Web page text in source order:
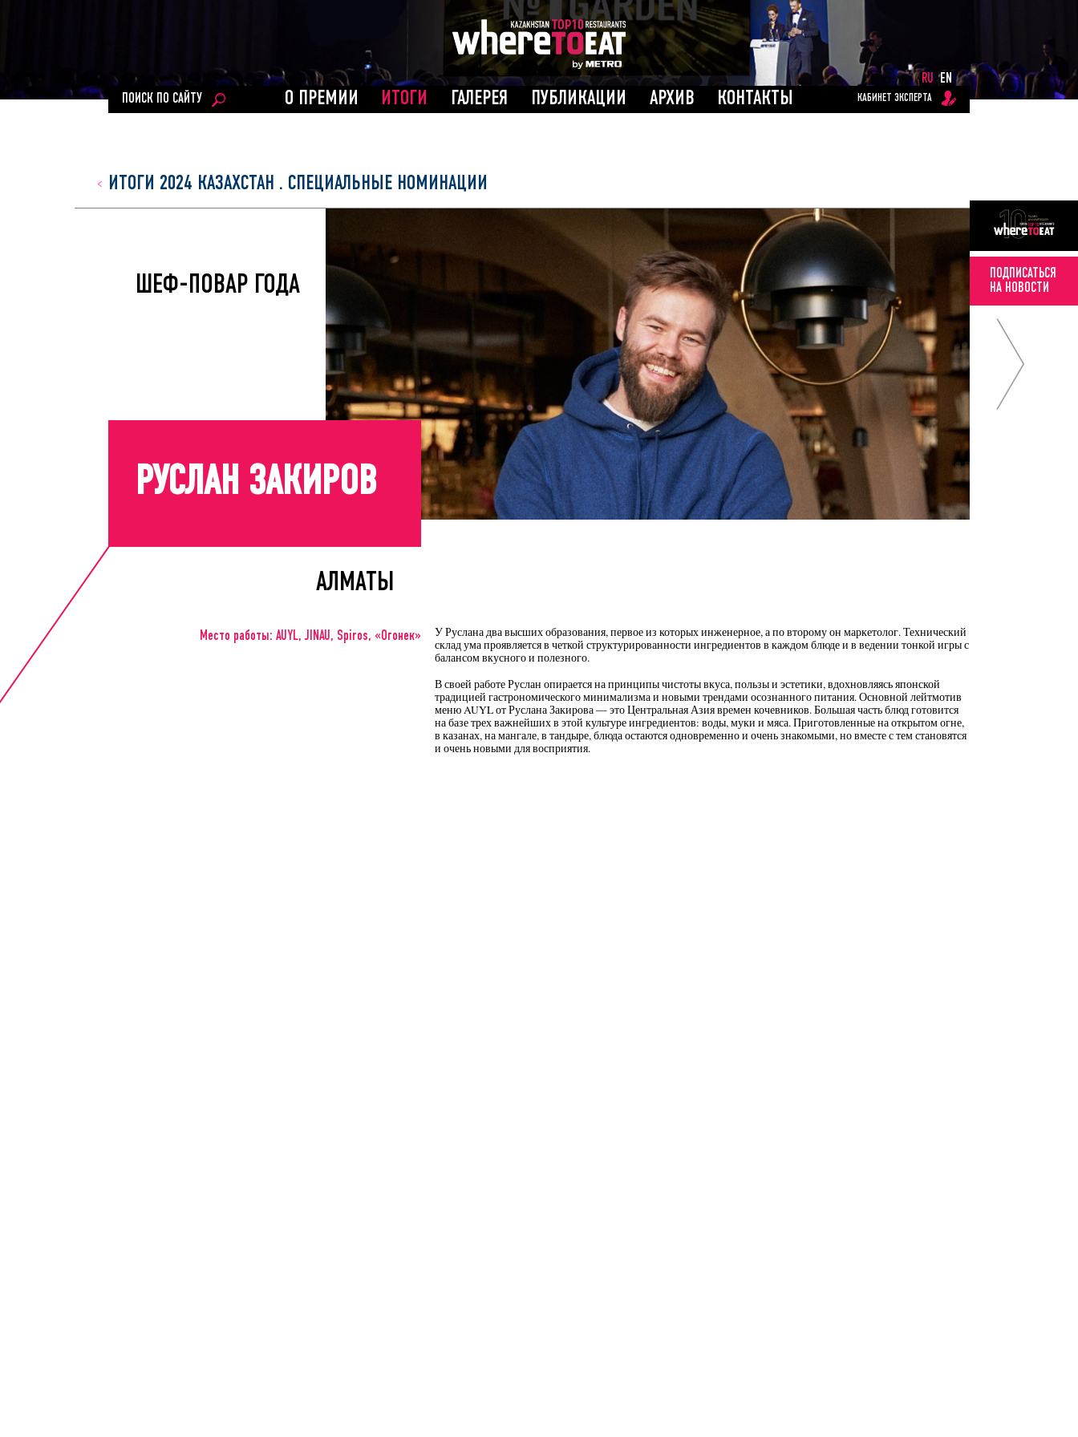
О ПРЕМИИ ИТОГИ ГАЛЕРЕЯ ПУБЛИКАЦИИ АРХИВ КОНТАКТЫ
RU EN
ПОИСК ПО САЙТУ
КАБИНЕТ ЭКСПЕРТА
ПОДПИСАТЬСЯ
НА НОВОСТИ
ИТОГИ 2024 КАЗАХСТАН . СПЕЦИАЛЬНЫЕ НОМИНАЦИИ
ШЕФ-ПОВАР ГОДА
РУСЛАН ЗАКИРОВ
АЛМАТЫ
Место работы: AUYL, JINAU, Spiros, «Огонек»
У Руслана два высших образования, первое из которых инженерное, а по второму он маркетолог. Технический
склад ума проявляется в четкой структурированности ингредиентов в каждом блюде и в ведении тонкой игры с
балансом вкусного и полезного.
В своей работе Руслан опирается на принципы чистоты вкуса, пользы и эстетики, вдохновляясь японской
традицией гастрономического минимализма и новыми трендами осознанного питания. Основной лейтмотив
меню AUYL от Руслана Закирова — это Центральная Азия времен кочевников. Большая часть блюд готовится
на базе трех важнейших в этой культуре ингредиентов: воды, муки и мяса. Приготовленные на открытом огне,
в казанах, на мангале, в тандыре, блюда остаются одновременно и очень знакомыми, но вместе с тем становятся
и очень новыми для восприятия.